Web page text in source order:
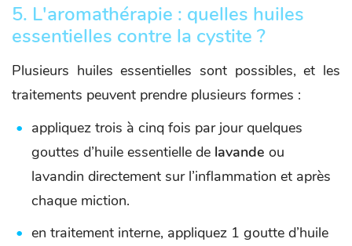
5. L'aromathérapie : quelles huiles
essentielles contre la cystite ?
Plusieurs huiles essentielles sont possibles, et les
traitements peuvent prendre plusieurs formes :
appliquez trois à cinq fois par jour quelques
gouttes d’huile essentielle de lavande ou
lavandin directement sur l’inflammation et après
chaque miction.
en traitement interne, appliquez 1 goutte d’huile